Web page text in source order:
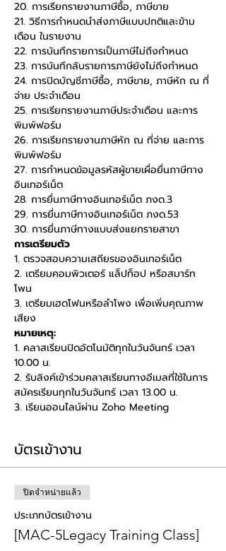
20. การเรียกรายงานภาษีซื้อ, ภาษีขาย
21. วิธีการกำหนดนำส่งภาษีแบบปกติและข้าม
เดือน ในรายงาน
22. การบันทึกรายการเป็นภาษีไม่ถึงกำหนด
23. การบันทึกลับรายการภาษียังไม่ถึงกำหนด
24. การปิดบัญชีภาษีซื้อ, ภาษีขาย, ภาษีหัก ณ ที่
จ่าย ประจำเดือน
25. การเรียกรายงานภาษีประจำเดือน และการ
พิมพ์ฟอร์ม
26. การเรียกรายงานภาษีหัก ณ ที่จ่าย และการ
พิมพ์ฟอร์ม
27. การกำหนดข้อมูลรหัสผู้ขายเผื่อยื่นภาษีทาง
อินเทอร์เน็ต
28. การยื่นภาษีทางอินเทอร์เน็ต ภงด.3
29. การยื่นภาษีทางอินเทอร์เน็ต ภงด.53
30. การยื่นภาษีทางแบบส่งแยกรายสาขา
การเตรียมตัว
1. ตรวจสอบความเสถียรของอินเทอร์เน็ต
2. เตรียมคอมพิวเตอร์ แล็ปท็อป หรือสมาร์ท
โพน
3. เตรียมเฮดโฟนหรือลำโพง เพื่อเพิ่มคุณภาพ
เสียง
หมายเหตุ:
1. คลาสเรียนปิดอัตโนมัติทุกในวันจันทร์ เวลา
10.00 น.
2. รับลิงค์เข้าร่วมคลาสเรียนทางอีเมลที่ใช้ในการ
สมัครเรียนทุกในวันจันทร์ เวลา 13.00 น.
3. เรียนออนไลน์ผ่าน Zoho Meeting
บัตรเข้างาน
ปิดจำหน่ายแล้ว
ประเภทบัตรเข้างาน
[MAC-5Legacy Training Class]